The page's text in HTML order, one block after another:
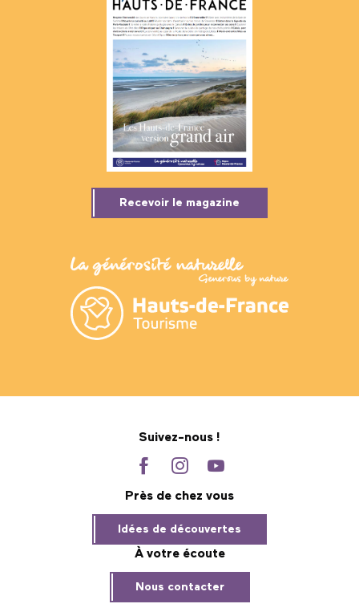
Recevoir le magazine
Suivez-nous !
Près de chez vous
Idées de découvertes
À votre écoute
Nous contacter